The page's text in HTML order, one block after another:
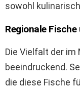
sowohl
Regionale
Die Vielfalt der im
beeindruckend.
die diese Fische